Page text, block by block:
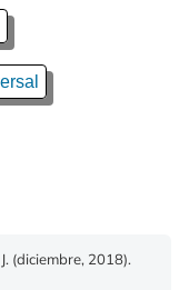
(diciembre, 2018).